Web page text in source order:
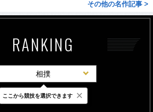
その他の名作記事 >
RANKING
相撲
最新 24時間 週間
ここから競技を選択できます ×